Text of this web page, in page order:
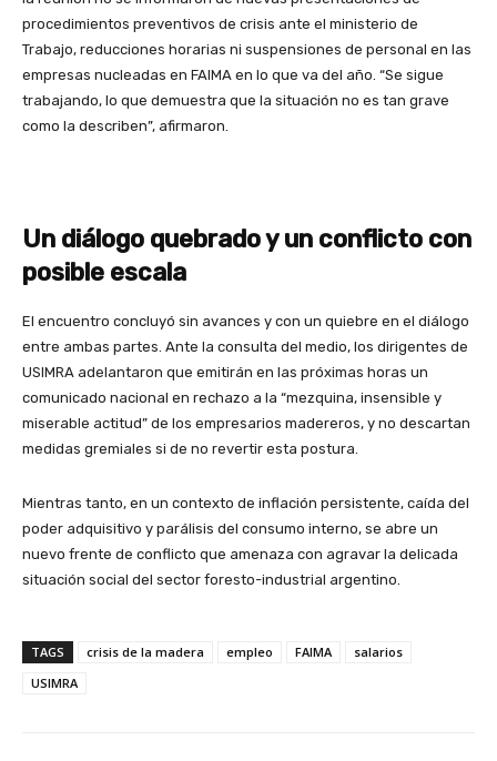
procedimientos preventivos de crisis ante el ministerio de
Trabajo, reducciones horarias ni suspensiones de personal en las
empresas nucleadas en FAIMA en lo que va del año. “Se sigue
trabajando, lo que demuestra que la situación no es tan grave
como la describen”, afirmaron.
Un diálogo quebrado y un conflicto con
posible escala
El encuentro concluyó sin avances y con un quiebre en el diálogo
entre ambas partes. Ante la consulta del medio, los dirigentes de
USIMRA adelantaron que emitirán en las próximas horas un
comunicado nacional en rechazo a la “mezquina, insensible y
miserable actitud” de los empresarios madereros, y no descartan
medidas gremiales si de no revertir esta postura.
Mientras tanto, en un contexto de inflación persistente, caída del
poder adquisitivo y parálisis del consumo interno, se abre un
nuevo frente de conflicto que amenaza con agravar la delicada
situación social del sector foresto-industrial argentino.
TAGS crisis de la madera empleo FAIMA
salarios
USIMRA